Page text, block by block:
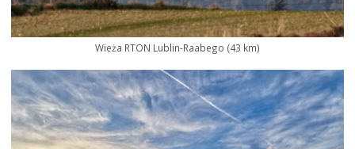
Wieża RTON Lublin-Raabego (43 km)